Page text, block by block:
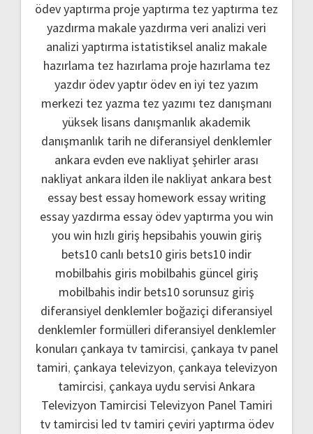
ödev yaptırma proje yaptırma tez yaptırma tez
yazdırma makale yazdırma veri analizi veri
analizi yaptırma istatistiksel analiz makale
hazırlama tez hazırlama proje hazırlama tez
yazdır ödev yaptır ödev en iyi tez yazım
merkezi tez yazma tez yazımı tez danışmanı
yüksek lisans danışmanlık akademik
danışmanlık tarih ne diferansiyel denklemler
ankara evden eve nakliyatşehirler arası
nakliyat ankara ilden ile nakliyat ankara best
essay best essay homework essay writing
essay yazdırma essay ödev yaptırma you win
you win hızlı giriş hepsibahis youwin giriş
bets10 canlı bets10 giris bets10 indir
mobilbahis giris mobilbahis güncel giriş
mobilbahis indir bets10 sorunsuz giriş
diferansiyel denklemler boğaziçi diferansiyel
denklemler formülleri diferansiyel denklemler
konuları çankaya tv tamircisi, çankaya tv panel
tamiri, çankaya televizyon, çankaya televizyon
tamircisi, çankaya uydu servisi Ankara
Televizyon Tamircisi Televizyon Panel Tamiri
tv tamircisi led tv tamiri çeviri yaptırma ödev